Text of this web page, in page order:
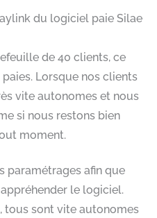
du logiciel paie Silae
de 40 clients, ce
Lorsque nos clients
vite autonomes et nous
si nous restons bien
moment.
paramétrages afin que
le logiciel.
tous sont vite autonomes